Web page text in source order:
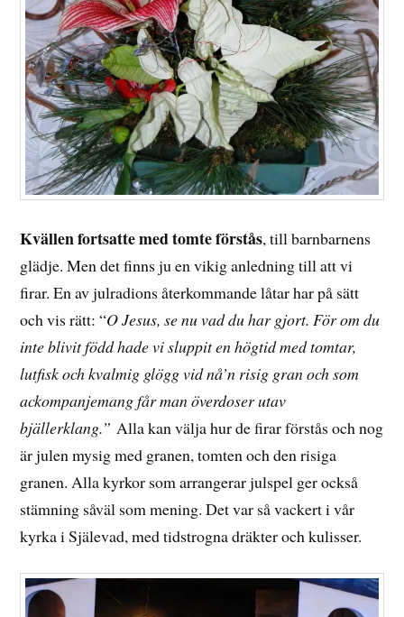
Kvällen fortsatte med tomte förstås, till barnbarnens
glädje. Men det finns ju en vikig anledning till att vi
firar. En av julradions återkommande låtar har på sätt
och vis rätt: “O Jesus, se nu vad du har gjort. För om du
inte blivit född hade vi sluppit en högtid med tomtar,
lutfisk och kvalmig glögg vid nå’n risig gran och som
ackompanjemang får man överdoser utav
bjällerklang.” Alla kan välja hur de firar förstås och nog
är julen mysig med granen, tomten och den risiga
granen. Alla kyrkor som arrangerar julspel ger också
stämning såväl som mening. Det var så vackert i vår
kyrka i Själevad, med tidstrogna dräkter och kulisser.